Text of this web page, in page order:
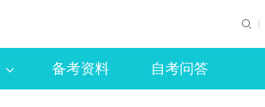
备考资料 自考问答